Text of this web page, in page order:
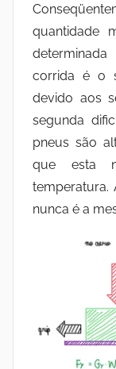
quantidade
corrida é o
devido aos
segunda
pneus são
que esta
temperatura.
nunca é a